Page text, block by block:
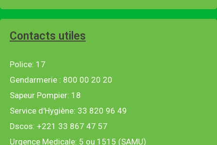
Contacts utiles
Police: 17
Gendarmerie : 800 00 20 20
Sapeur Pompier: 18
Service d'Hygiène: 33 820 96 49
Dscos: +221 33 867 47 57
Urgence Medicale: 5 ou 1515 (SAMU)